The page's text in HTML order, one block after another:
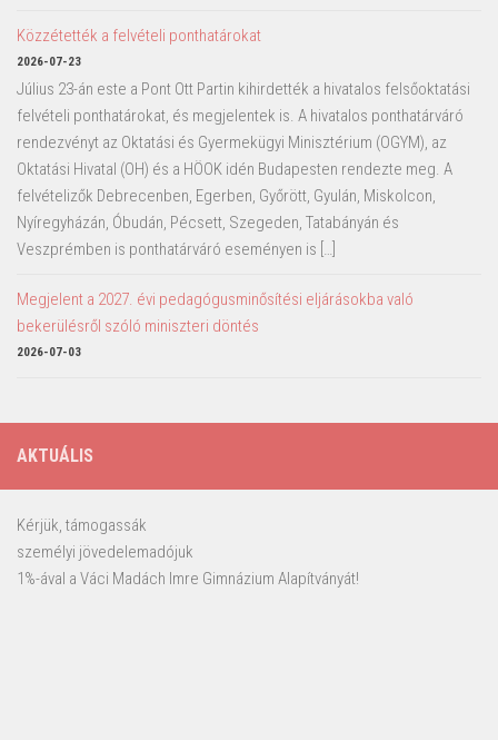
Közzétették a felvételi ponthatárokat
2026-07-23
Július 23-án este a Pont Ott Partin kihirdették a hivatalos felsőoktatási
felvételi ponthatárokat, és megjelentek is. A hivatalos ponthatárváró
rendezvényt az Oktatási és Gyermekügyi Minisztérium (OGYM), az
Oktatási Hivatal (OH) és a HÖOK idén Budapesten rendezte meg. A
felvételizők Debrecenben, Egerben, Győrött, Gyulán, Miskolcon,
Nyíregyházán, Óbudán, Pécsett, Szegeden, Tatabányán és
Veszprémben is ponthatárváró eseményen is […]
Megjelent a 2027. évi pedagógusminősítési eljárásokba való
bekerülésről szóló miniszteri döntés
2026-07-03
AKTUÁLIS
Kérjük, támogassák
személyi jövedelemadójuk
1%-ával a Váci Madách Imre Gimnázium Alapítványát!